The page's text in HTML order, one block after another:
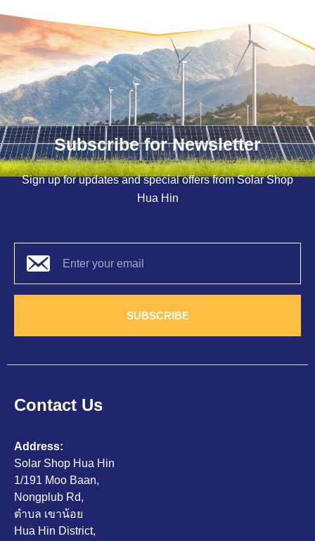
Subscribe for Newsletter
Sign up for updates and special offers from Solar Shop
Hua Hin
SUBSCRIBE
Contact Us
Address:
Solar Shop Hua Hin
1/191 Moo Baan,
Nongplub Rd,
ตำบล เขาน้อย
Hua Hin District,